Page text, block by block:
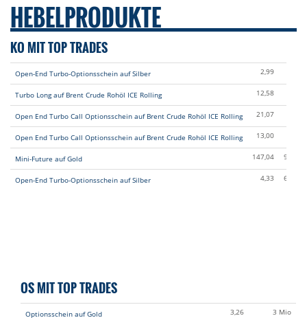
HEBELPRODUKTE
KO MIT TOP TRADES
Open-End Turbo-Optionsschein auf Silber 2,99
Turbo Long auf Brent Crude Rohöl ICE Rolling 12,58
Open End Turbo Call Optionsschein auf Brent Crude Rohöl ICE Rolling 21,07
Open End Turbo Call Optionsschein auf Brent Crude Rohöl ICE Rolling 13,00
Mini-Future auf Gold 147,04 924
Open-End Turbo-Optionsschein auf Silber 4,33 600
OS MIT TOP TRADES
Optionsschein auf Gold 3,26 3 Mio